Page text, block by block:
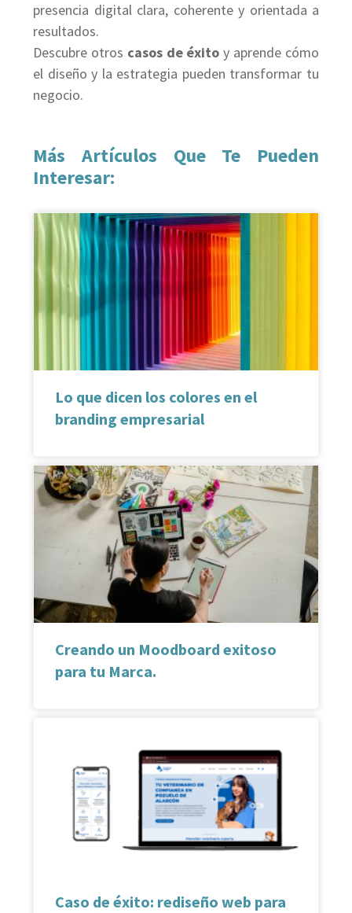
presencia digital clara, coherente y orientada a
resultados.
Descubre otros casos de éxito y aprende cómo
el diseño y la estrategia pueden transformar tu
negocio.
Más Artículos Que Te Pueden
Interesar:
Lo que dicen los colores en el
branding empresarial
Creando un Moodboard exitoso
para tu Marca.
Caso de éxito: rediseño web para